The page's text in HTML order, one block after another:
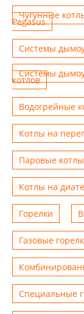
Чугунные
Pegasus
Системы
Системы
котлов
Водогрейные
Котлы на
Паровые
Котлы на
Горелки
Газовые
Специальные